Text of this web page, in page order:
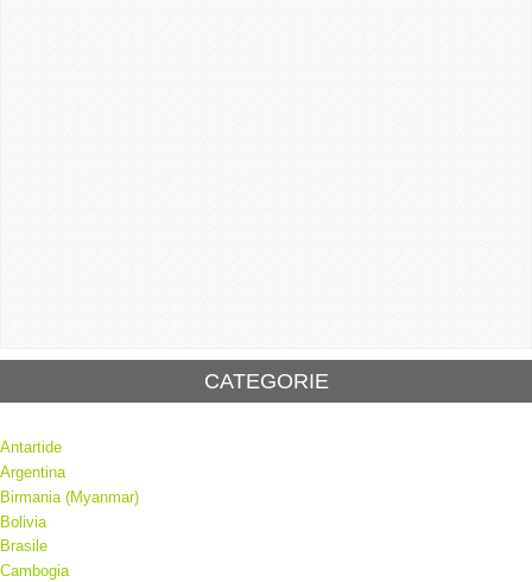
CATEGORIE
Antartide
Argentina
Birmania (Myanmar)
Bolivia
Brasile
Cambogia